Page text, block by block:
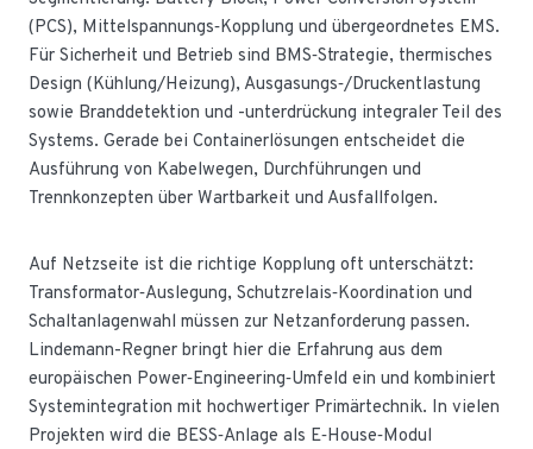
(PCS), Mittelspannungs‑Kopplung und übergeordnetes EMS.
Für Sicherheit und Betrieb sind BMS‑Strategie, thermisches
Design (Kühlung/Heizung), Ausgasungs‑/Druckentlastung
sowie Branddetektion und -unterdrückung integraler Teil des
Systems. Gerade bei Containerlösungen entscheidet die
Ausführung von Kabelwegen, Durchführungen und
Trennkonzepten über Wartbarkeit und Ausfallfolgen.
Auf Netzseite ist die richtige Kopplung oft unterschätzt:
Transformator‑Auslegung, Schutzrelais‑Koordination und
Schaltanlagenwahl müssen zur Netzanforderung passen.
Lindemann-Regner bringt hier die Erfahrung aus dem
europäischen Power‑Engineering‑Umfeld ein und kombiniert
Systemintegration mit hochwertiger Primärtechnik. In vielen
Projekten wird die BESS‑Anlage als E‑House‑Modul